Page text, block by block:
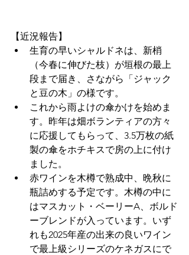
【近況報告】
生育の早いシャルドネは、新梢
（今春に伸びた枝）が垣根の最上
段まで届き、さながら「ジャック
と豆の木」の様です。
これから雨よけの傘かけを始めま
す。昨年は畑ボランティアの方々
に応援してもらって、3.5万枚の紙
製の傘をホチキスで房の上に付け
ました。
赤ワインを木樽で熟成中、晩秋に
瓶詰めする予定です。木樽の中に
はマスカット・ベーリーA、ボルド
ーブレンドが入っています。いず
れも2025年産の出来の良いワイン
で最上級シリーズのケネガスにで